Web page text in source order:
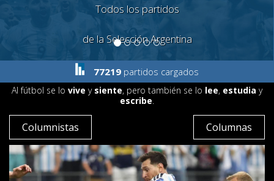
Mirá el detalle de cada partido
del fútbol argentino en Goleamos
77219 partidos cargados
Al fútbol se lo vive y siente, pero también se lo lee, estudia y
escribe.
Columnistas Columnas